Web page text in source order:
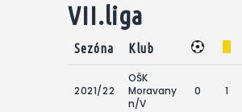
VII.liga
Sezóna Klub
2021/22
OŠK
Moravany
n/V
0 1